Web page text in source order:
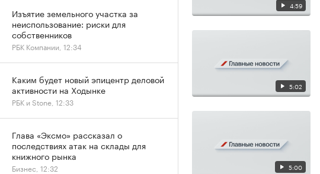
4:59
5:02
5:00
Изъятие земельного участка за
неиспользование: риски для
собственников
РБК Компании, 12:34
Каким будет новый эпицентр деловой
активности на Ходынке
РБК и Stone, 12:33
Глава «Эксмо» рассказал о
последствиях атак на склады для
книжного рынка
Бизнес, 12:32